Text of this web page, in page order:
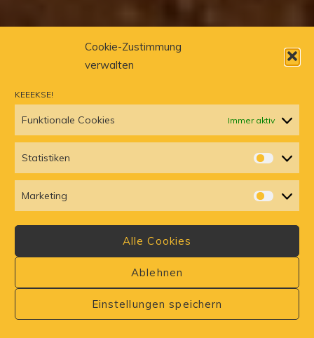
Cookie-Zustimmung
verwalten
KEEEKSE!
Funktionale Cookies Immer aktiv
Statistiken
Marketing
Alle Cookies
Ablehnen
Einstellungen speichern